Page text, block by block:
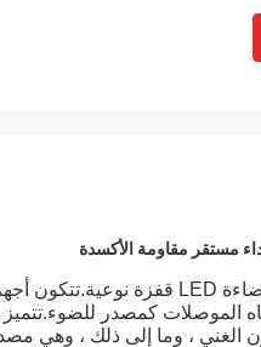
مستقر مقاومة الأكسدة
الموصلات كمصدر
الغني ، وما إلى ذلك ، وهي